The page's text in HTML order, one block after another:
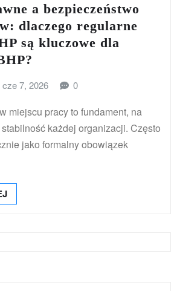
a bezpieczeństwo
dlaczego regularne
są kluczowe dla
cze 7, 2026 0
miejscu pracy to fundament, na
każdej organizacji. Często
jako formalny obowiązek